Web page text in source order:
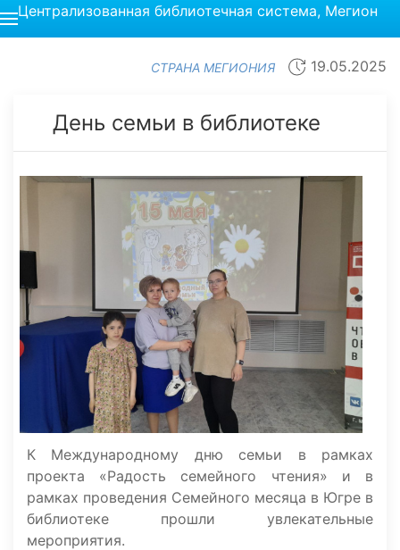
Централизованная библиотечная система, Мегион
СТРАНА МЕГИОНИЯ 19.05.2025
День семьи в библиотеке
К Международному дню семьи в рамках
проекта «Радость семейного чтения» и в
рамках проведения Семейного месяца в Югре в
библиотеке прошли увлекательные
мероприятия.